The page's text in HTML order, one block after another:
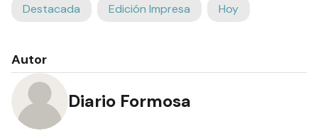
Destacada Edición Impresa Hoy
Autor
Diario Formosa